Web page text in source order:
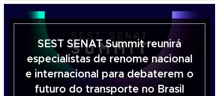
SEST SENAT Summit reunirá
especialistas de renome nacional
e internacional para debaterem o
futuro do transporte no Brasil